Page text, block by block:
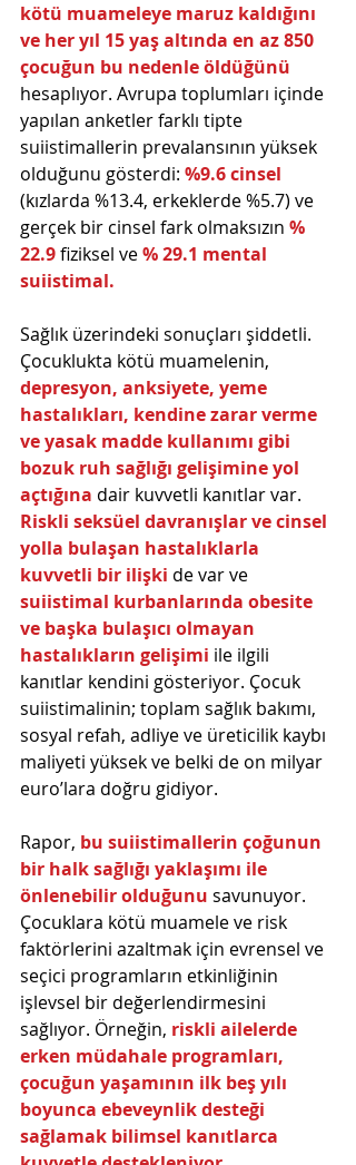
kötü muameleye maruz kaldığını
ve her yıl 15 yaş altında en az 850
çocuğun bu nedenle öldüğünü
hesaplıyor. Avrupa toplumları içinde
yapılan anketler farklı tipte
suiistimallerin prevalansının yüksek
olduğunu gösterdi: %9.6 cinsel
(kızlarda %13.4, erkeklerde %5.7) ve
gerçek bir cinsel fark olmaksızın %
22.9 fiziksel ve % 29.1 mental
suiistimal.
Sağlık üzerindeki sonuçları şiddetli.
Çocuklukta kötü muamelenin,
depresyon, anksiyete, yeme
hastalıkları, kendine zarar verme
ve yasak madde kullanımı gibi
bozuk ruh sağlığı gelişimine yol
açtığına dair kuvvetli kanıtlar var.
Riskli seksüel davranışlar ve cinsel
yolla bulaşan hastalıklarla
kuvvetli bir ilişki de var ve
suiistimal kurbanlarında obesite
ve başka bulaşıcı olmayan
hastalıkların gelişimi ile ilgili
kanıtlar kendini gösteriyor. Çocuk
suiistimalinin; toplam sağlık bakımı,
sosyal refah, adliye ve üreticilik kaybı
maliyeti yüksek ve belki de on milyar
euro’lara doğru gidiyor.
Rapor, bu suiistimallerin çoğunun
bir halk sağlığı yaklaşımı ile
önlenebilir olduğunu savunuyor.
Çocuklara kötü muamele ve risk
faktörlerini azaltmak için evrensel ve
seçici programların etkinliğinin
işlevsel bir değerlendirmesini
sağlıyor. Örneğin, riskli ailelerde
erken müdahale programları,
çocuğun yaşamının ilk beş yılı
boyunca ebeveynlik desteği
sağlamak bilimsel kanıtlarca